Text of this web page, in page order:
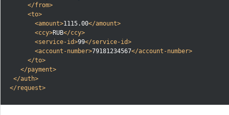
</from>
<to>
<amount>1115.00</amount>
<ccy>RUB</ccy>
<service-id>99</service-id>
<account-number>79181234567</account-number>
</to>
</payment>
</auth>
</request>